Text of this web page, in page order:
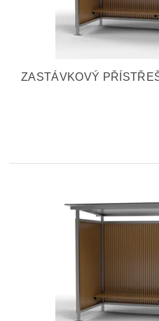
ZASTÁVKOVÝ